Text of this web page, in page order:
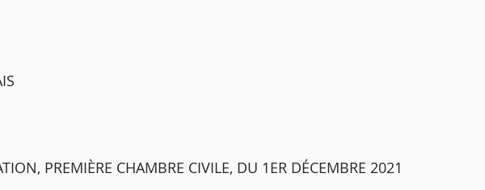
PREMIÈRE CHAMBRE CIVILE, DU 1ER DÉCEMBRE 2021